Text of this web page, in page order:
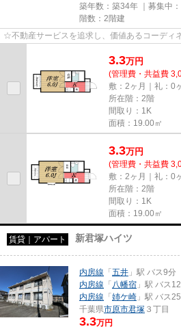
築年数：築34年 ｜募集中：
階数：2階建
☆不動産サービスを追求し、価値あるコーディ
3.3万円
(管理費・共益費
敷：2ヶ月｜礼：0
所在階：2階
間取り：1K
面積：19.00㎡
3.3万円
(管理費・共益費
敷：2ヶ月｜礼：0
所在階：2階
間取り：1K
面積：19.00㎡
賃貸｜アパート 新君塚ハイツ
内房線 「五井 」駅 バス9分
内房線 「 八幡宿 」駅 バス
内房線 「姉ケ崎 」駅 バス
千葉県市原市君塚 ３丁目
3.3万円